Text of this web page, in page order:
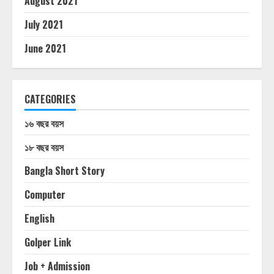
July 2021
June 2021
CATEGORIES
১৬ বছর বয়স
১৮ বছর বয়স
Bangla Short Story
Computer
English
Golper Link
Job + Admission